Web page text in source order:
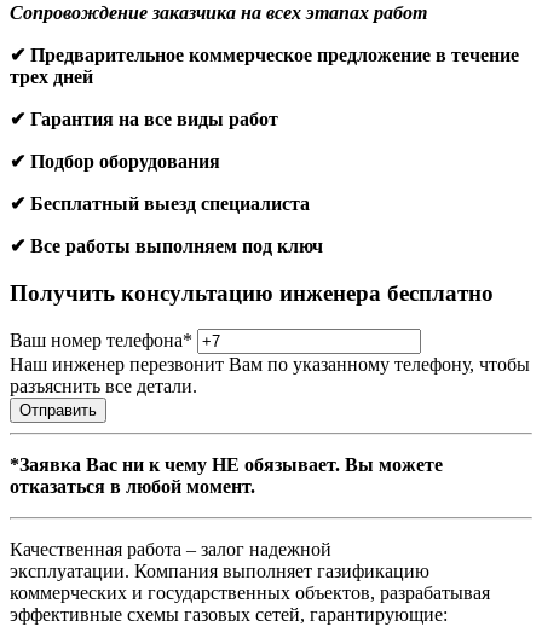
Сопровождение заказчика на всех этапах работ
✔ Предварительное коммерческое предложение в течение
трех дней
✔ Гарантия на все виды работ
✔ Подбор оборудования
✔ Бесплатный выезд специалиста
✔ Все работы выполняем под ключ
Получить консультацию инженера бесплатно
Ваш номер телефона*
Наш инженер перезвонит Вам по указанному телефону, чтобы
разъяснить все детали.
Отправить
*Заявка Вас ни к чему НЕ обязывает. Вы можете
отказаться в любой момент.
Качественная работа – залог надежной
эксплуатации. Компания выполняет газификацию
коммерческих и государственных объектов, разрабатывая
эффективные схемы газовых сетей, гарантирующие: